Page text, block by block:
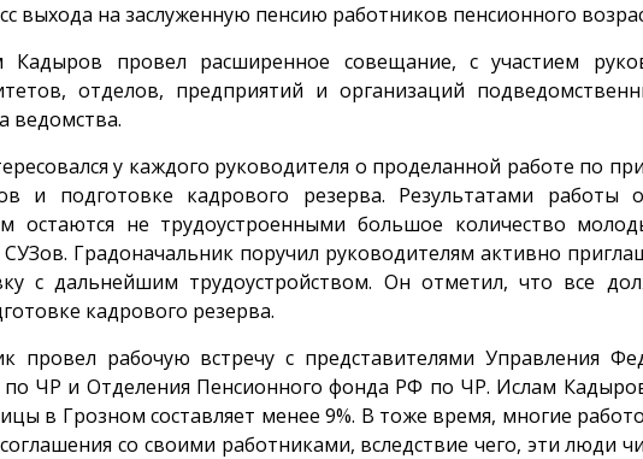
выхода на заслуженную пенсию работников пенсионного
провел расширенное совещание, с участием
отделов, предприятий и организаций
ведомства.
у каждого руководителя о проделанной работе по
и подготовке кадрового резерва. Результатами работы
остаются не трудоустроенными большое количество
Градоначальник поручил руководителям активно
с дальнейшим трудоустройством. Он отметил, что все
кадрового резерва.
провел рабочую встречу с представителями Управления
ЧР и Отделения Пенсионного фонда РФ по ЧР. Ислам
в Грозном составляет менее 9%. В тоже время, многие
со своими работниками, вследствие чего, эти люди